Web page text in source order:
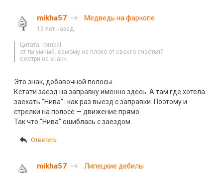
mikha57 Медведь на фаркопе
13 лет назад
Цитата: rombel
от ты умный. самому не плохо от своего счастья?
смотри на знаки.
Это знак, добавочной полосы.
Кстати заезд на заправку именно здесь. А там где хотела
заехать "Нива"- как раз выезд с заправки. Поэтому и
стрелки на полосе — движение прямо.
Так что "Нива" ошиблась с заездом.
Ответить
mikha57 Липецкие дебилы